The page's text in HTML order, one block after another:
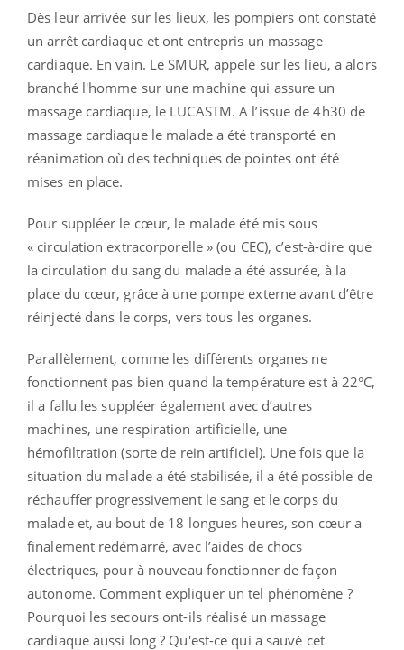
Dès leur arrivée sur les lieux, les pompiers ont constaté
un arrêt cardiaque et ont entrepris un massage
cardiaque. En vain. Le SMUR, appelé sur les lieu, a alors
branché l'homme sur une machine qui assure un
massage cardiaque, le LUCASTM. A l’issue de 4h30 de
massage cardiaque le malade a été transporté en
réanimation où des techniques de pointes ont été
mises en place.
Pour suppléer le cœur, le malade été mis sous
« circulation extracorporelle » (ou CEC), c’est-à-dire que
la circulation du sang du malade a été assurée, à la
place du cœur, grâce à une pompe externe avant d’être
réinjecté dans le corps, vers tous les organes.
Parallèlement, comme les différents organes ne
fonctionnent pas bien quand la température est à 22°C,
il a fallu les suppléer également avec d’autres
machines, une respiration artificielle, une
hémofiltration (sorte de rein artificiel). Une fois que la
situation du malade a été stabilisée, il a été possible de
réchauffer progressivement le sang et le corps du
malade et, au bout de 18 longues heures, son cœur a
finalement redémarré, avec l’aides de chocs
électriques, pour à nouveau fonctionner de façon
autonome. Comment expliquer un tel phénomène ?
Pourquoi les secours ont-ils réalisé un massage
cardiaque aussi long ? Qu'est-ce qui a sauvé cet